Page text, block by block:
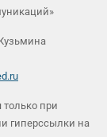
при
гиперссылки на